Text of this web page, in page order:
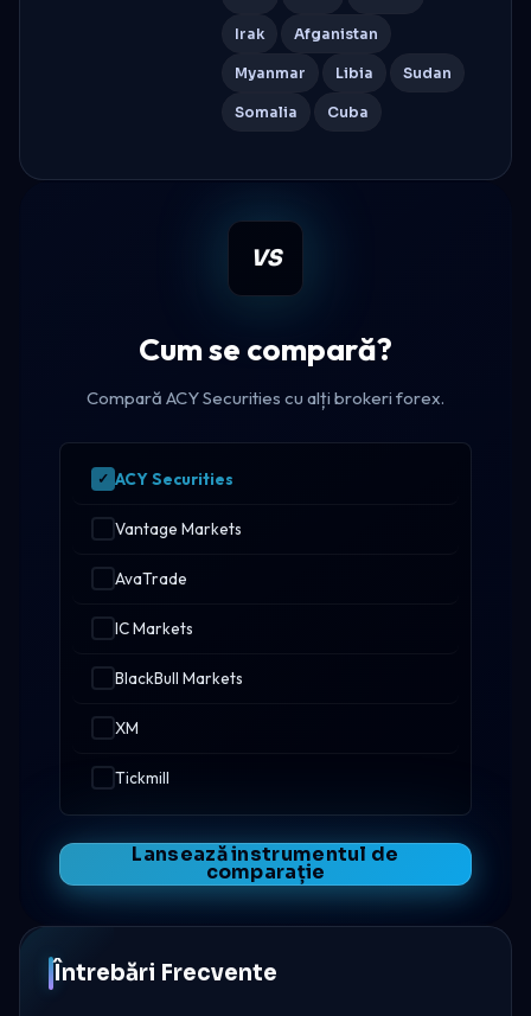
Irak Afganistan
Myanmar Libia Sudan
Somalia Cuba
VS
Cum se compară?
Compară ACY Securities cu alți brokeri forex.
ACY Securities
Vantage Markets
AvaTrade
IC Markets
BlackBull Markets
XM
Tickmill
Lansează instrumentul de
comparație
Întrebări Frecvente